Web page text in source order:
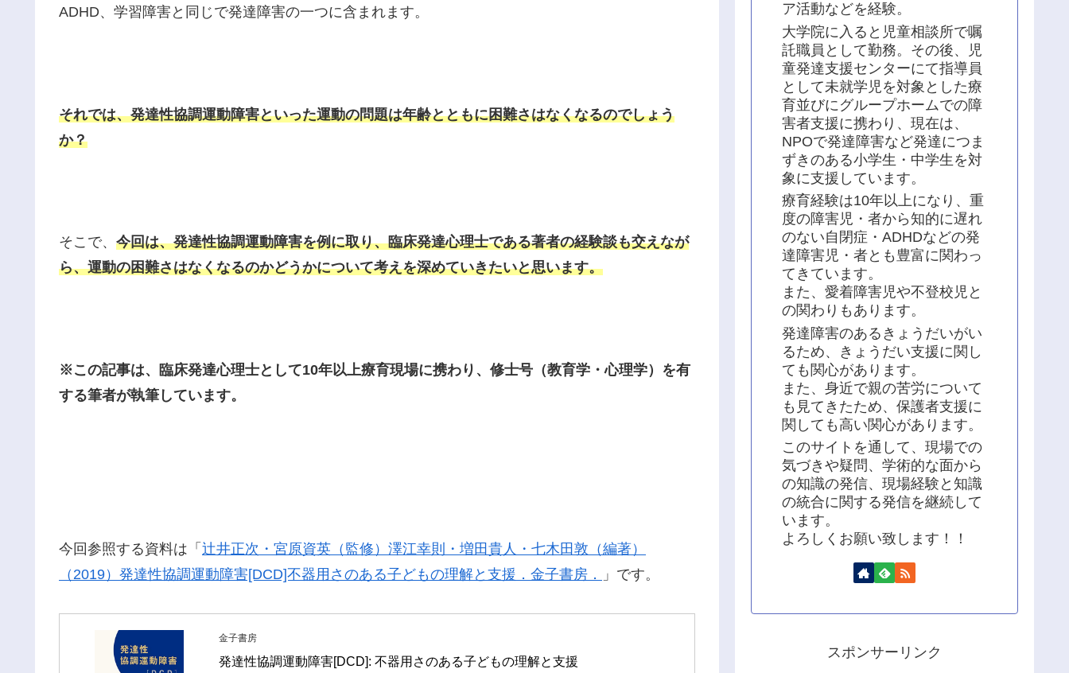
ADHD、学習障害と同じで発達障害の一つに含まれます。
それでは、発達性協調運動障害といった運動の問題は年齢とともに困難さはなくなるのでしょう
か？
そこで、 今回は、発達性協調運動障害を例に取り、臨床発達心理士である著者の経験談も交えなが
ら、運動の困難さはなくなるのかどうかについて考えを深めていきたいと思います。
※この記事は、臨床発達心理士として10年以上療育現場に携わり、修士号（教育学・心理学）を有
する筆者が執筆しています。
今回参照する資料は「 辻井正次・宮原資英（監修）澤江幸則・増田貴人・七木田敦（編著）
（2019）発達性協調運動障害[DCD]不器用さのある子どもの理解と支援．金子書房．
」です。
金子書房
発達性協調運動障害[DCD]: 不器用さのある子どもの理解と支援
ア活動などを経験。
大学院に入ると児童相談所で嘱
託職員として勤務。その後、児
童発達支援センターにて指導員
として未就学児を対象とした療
育並びにグループホームでの障
害者支援に携わり、現在は、
NPOで発達障害など発達につま
ずきのある小学生・中学生を対
象に支援しています。
療育経験は10年以上になり、重
度の障害児・者から知的に遅れ
のない自閉症・ADHDなどの発
達障害児・者とも豊富に関わっ
てきています。
また、愛着障害児や不登校児と
の関わりもあります。
発達障害のあるきょうだいがい
るため、きょうだい支援に関し
ても関心があります。
また、身近で親の苦労について
も見てきたため、保護者支援に
関しても高い関心があります。
このサイトを通して、現場での
気づきや疑問、学術的な面から
の知識の発信、現場経験と知識
の統合に関する発信を継続して
います。
よろしくお願い致します！！
スポンサーリンク